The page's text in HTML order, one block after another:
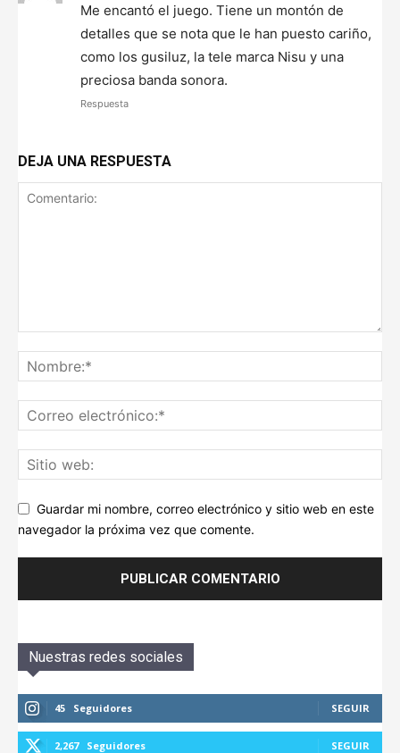
Me encantó el juego. Tiene un montón de
detalles que se nota que le han puesto cariño,
como los gusiluz, la tele marca Nisu y una
preciosa banda sonora.
Respuesta
DEJA UNA RESPUESTA
Guardar mi nombre, correo electrónico y sitio web en este
navegador la próxima vez que comente.
Nuestras redes sociales
45 Seguidores SEGUIR
2,267 Seguidores SEGUIR